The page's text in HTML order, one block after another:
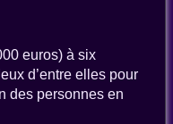
euros) à six
d’entre elles pour
des personnes en